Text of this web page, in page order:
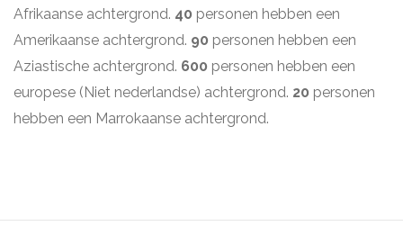
Afrikaanse achtergrond. 40 personen hebben een
Amerikaanse achtergrond. 90 personen hebben een
Aziastische achtergrond. 600 personen hebben een
europese (Niet nederlandse) achtergrond. 20 personen
hebben een Marrokaanse achtergrond.